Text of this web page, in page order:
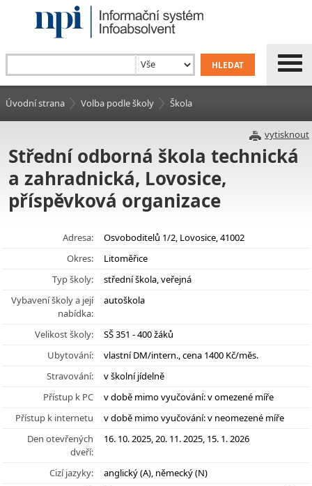
Úvodní strana Volba podle školy Škola
vytisknout
Střední odborná škola technická
a zahradnická, Lovosice,
příspěvková organizace
Adresa:
Osvoboditelů 1/2, Lovosice, 41002
Okres:
Litoměřice
Typ školy:
střední škola, veřejná
Vybavení školy a její
nabídka:
autoškola
Velikost školy:
SŠ 351 - 400 žáků
Ubytování:
vlastní DM/intern., cena 1400 Kč/měs.
Stravování:
v školní jídelně
Přístup k PC
v době mimo vyučování: v omezené míře
Přístup k internetu
v době mimo vyučování: v neomezené míře
Den otevřených
dveří:
16. 10. 2025, 20. 11. 2025, 15. 1. 2026
Cizí jazyky:
anglický (A), německý (N)